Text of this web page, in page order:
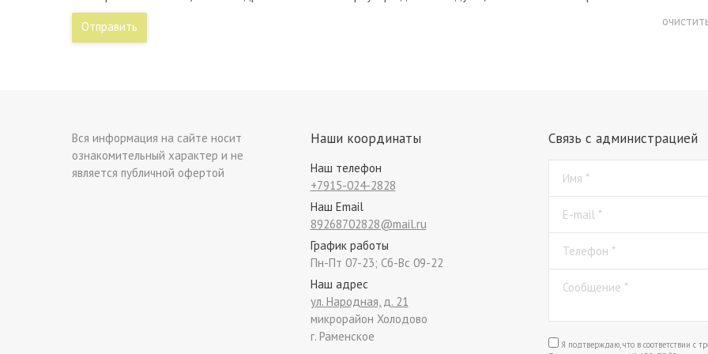
Отправить
Вся информация на сайте носит
ознакомительный характер и не
является публичной офертой
Наши координаты
Наш телефон
+7915-024-2828
Наш Email
89268702828@mail.ru
График работы
Пн-Пт 07-23; Сб-Вс 09-22
Наш адрес
ул. Народная, д. 21
микрорайон Холодово
г. Раменское
Связь с администрацией
Имя *
E-mail *
Телефон *
Сообщение *
Я подтверждаю, что в соответствии с